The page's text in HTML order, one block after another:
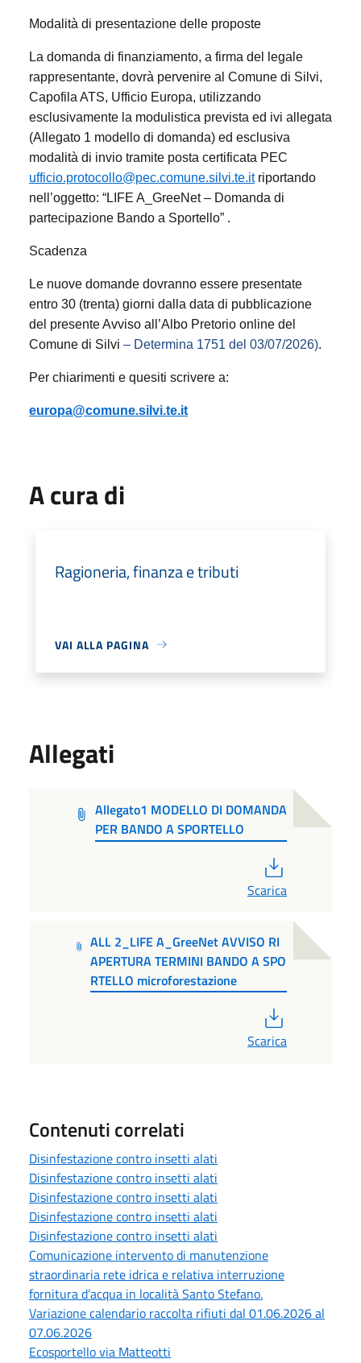
Modalità di presentazione delle proposte
La domanda di finanziamento, a firma del legale
rappresentante, dovrà pervenire al Comune di Silvi,
Capofila ATS, Ufficio Europa, utilizzando
esclusivamente la modulistica prevista ed ivi allegata
(Allegato 1 modello di domanda) ed esclusiva
modalità di invio tramite posta certificata PEC
ufficio.protocollo@pec.comune.silvi.te.itriportando
nell’oggetto: “LIFE A_GreeNet – Domanda di
partecipazione Bando a Sportello” .
Scadenza
Le nuove domande dovranno essere presentate
entro 30 (trenta) giorni dalla data di pubblicazione
del presente Avviso all’Albo Pretorio online del
Comune di Silvi – Determina 1751 del 03/07/2026).
Per chiarimenti e quesiti scrivere a:
europa@comune.silvi.te.it
A cura di
Ragioneria, finanza e tributi
VAI ALLA PAGINA
Allegati
Allegato1 MODELLO DI DOMANDA
PER BANDO A SPORTELLO
Scarica
ALL 2_LIFE A_GreeNet AVVISO RI
APERTURA TERMINI BANDO A SPO
RTELLO microforestazione
Scarica
Contenuti correlati
Disinfestazione contro insetti alati
Disinfestazione contro insetti alati
Disinfestazione contro insetti alati
Disinfestazione contro insetti alati
Disinfestazione contro insetti alati
Comunicazione intervento di manutenzione
straordinaria rete idrica e relativa interruzione
fornitura d’acqua in località Santo Stefano.
Variazione calendario raccolta rifiuti dal 01.06.2026 al
07.06.2026
Ecosportello via Matteotti